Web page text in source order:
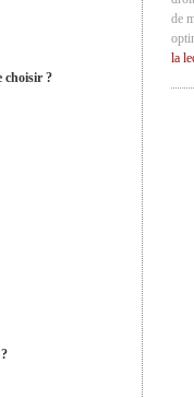
choisir ?
de
la